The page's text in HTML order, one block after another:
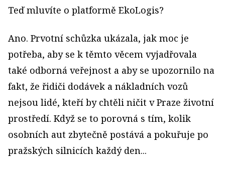
Teď mluvíte o platformě EkoLogis?
Ano. Prvotní schůzka ukázala, jak moc je
potřeba, aby se k těmto věcem vyjadřovala
také odborná veřejnost a aby se upozornilo na
fakt, že řidiči dodávek a nákladních vozů
nejsou lidé, kteří by chtěli ničit v Praze životní
prostředí. Když se to porovná s tím, kolik
osobních aut zbytečně postává a pokuřuje po
pražských silnicích každý den...